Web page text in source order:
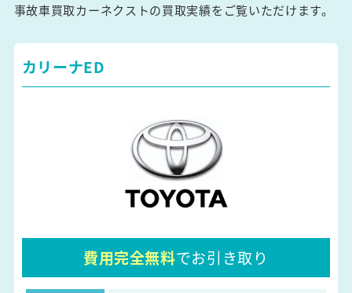
事故車買取カーネクストの買取実績をご覧いただけます。
カリーナED
費用完全無料でお引き取り